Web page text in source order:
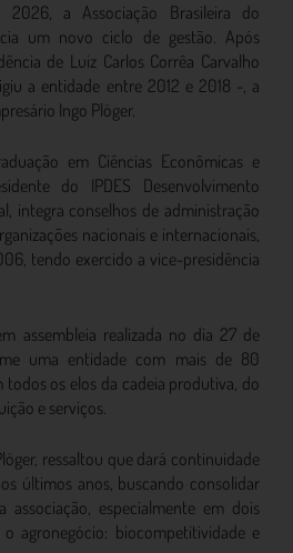
a Associação Brasileira do
um novo ciclo de gestão. Após
de Luiz Carlos Corrêa Carvalho
a entidade entre 2012 e 2018 -, a
Ingo Plöger.
em Ciências Econômicas e
do IPDES Desenvolvimento
integra conselhos de administração
nacionais e internacionais,
tendo exercido a vice-presidência
assembleia realizada no dia 27 de
uma entidade com mais de 80
todos os elos da cadeia produtiva, do
e serviços.
ressaltou que dará continuidade
últimos anos, buscando consolidar
especialmente em dois
agronegócio: biocompetitividade e